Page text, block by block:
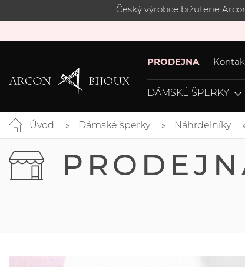
Český výrobce bižuterie
PRODEJNA
DÁMSKÉ ŠPERKY
Úvod Dámské šperky Náhrdelníky